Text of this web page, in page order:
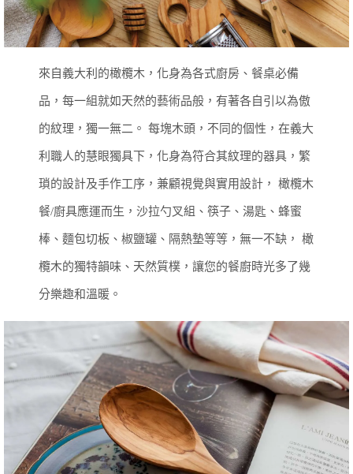
來自義大利的橄欖木，化身為各式廚房、餐桌必備
品，每一組就如天然的藝術品般，有著各自引以為傲
的紋理，獨一無二。 每塊木頭，不同的個性，在義大
利職人的慧眼獨具下，化身為符合其紋理的器具，繁
瑣的設計及手作工序，兼顧視覺與實用設計， 橄欖木
餐/廚具應運而生，沙拉勺叉組、筷子、湯匙、蜂蜜
棒、麵包切板、椒鹽罐、隔熱墊等等，無一不缺， 橄
欖木的獨特韻味、天然質樸，讓您的餐廚時光多了幾
分樂趣和溫暖。